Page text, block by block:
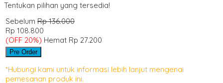
Tentukan pilihan yang tersedia!
Sebelum Rp 136.000
Rp 108.800
(OFF 20%) Hemat Rp 27.200
Pre Order
*Hubungi kami untuk informasi lebih lanjut mengenai
pemesanan produk ini.